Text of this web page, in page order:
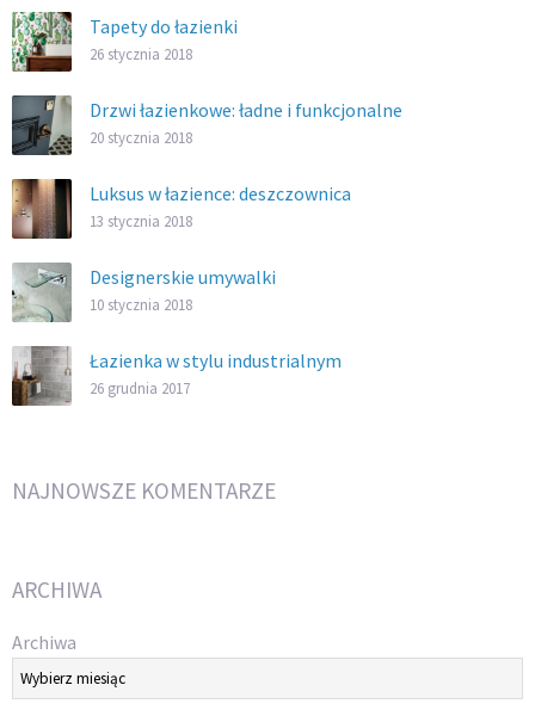
Tapety do łazienki
26 stycznia 2018
Drzwi łazienkowe: ładne i funkcjonalne
20 stycznia 2018
Luksus w łazience: deszczownica
13 stycznia 2018
Designerskie umywalki
10 stycznia 2018
Łazienka w stylu industrialnym
26 grudnia 2017
NAJNOWSZE KOMENTARZE
ARCHIWA
Archiwa